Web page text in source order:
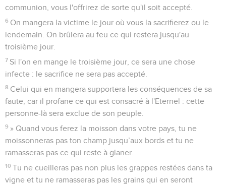
communion, vous l'offrirez de sorte qu'il soit accepté.
6 On mangera la victime le jour où vous la sacrifierez ou le
lendemain. On brûlera au feu ce qui restera jusqu'au
troisième jour.
7 Si l'on en mange le troisième jour, ce sera une chose
infecte : le sacrifice ne sera pas accepté.
8 Celui qui en mangera supportera les conséquences de sa
faute, car il profane ce qui est consacré à l'Eternel : cette
personne-là sera exclue de son peuple.
9 » Quand vous ferez la moisson dans votre pays, tu ne
moissonneras pas ton champ jusqu’aux bords et tu ne
ramasseras pas ce qui reste à glaner.
10 Tu ne cueilleras pas non plus les grappes restées dans ta
vigne et tu ne ramasseras pas les grains qui en seront